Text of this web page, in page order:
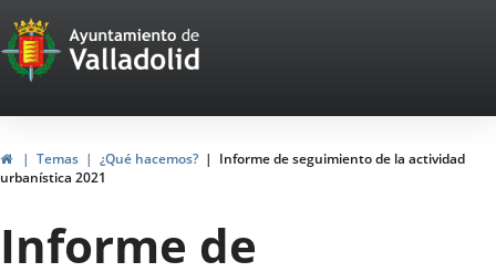
Portal
Web
del
Ayuntamiento
de
Valladolid
InicioTemas ¿Qué hacemos?
Informe de seguimiento de la actividad
urbanística 2021
Informe de